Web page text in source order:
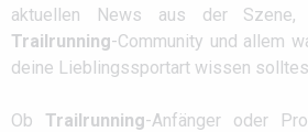
aktuellen News aus der Szene,
Trailrunning-Community und allem
deine Lieblingssportart wissen
Ob Trailrunning-Anfänger oder